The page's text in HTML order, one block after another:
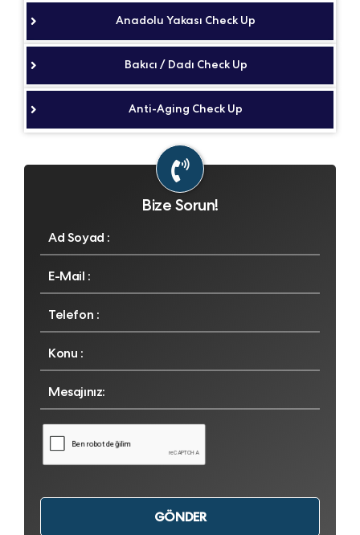
Anadolu Yakası Check Up
Bakıcı / Dadı Check Up
Anti-Aging Check Up
Bize Sorun!